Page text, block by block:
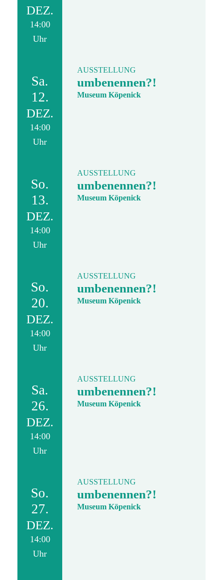
DEZ.
14:00
Uhr
Sa.
12.
DEZ.
14:00
Uhr
AUSSTELLUNG
umbenennen?!
Museum Köpenick
So.
13.
DEZ.
14:00
Uhr
AUSSTELLUNG
umbenennen?!
Museum Köpenick
So.
20.
DEZ.
14:00
Uhr
AUSSTELLUNG
umbenennen?!
Museum Köpenick
Sa.
26.
DEZ.
14:00
Uhr
AUSSTELLUNG
umbenennen?!
Museum Köpenick
So.
27.
DEZ.
14:00
Uhr
AUSSTELLUNG
umbenennen?!
Museum Köpenick